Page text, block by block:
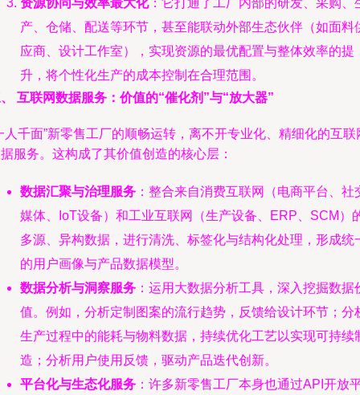
资源协同与效率最大化：它打通了工厂内部的研发、采购、
产、仓储、配送等环节，甚至能联动外部生态伙伴（如面料
应商、设计工作室），实现资源的最优配置与整体效率的提
升，将个性化生产的成本控制在合理范围。
互联网数据服务：价值的“催化剂”与“放大器”
人千面”新零售工厂的顺畅运转，离不开专业化、精细化的互联
服务。这构成了其价值创造的核心层：
数据汇聚与治理服务 ：整合来自消费互联网（电商平台、社
媒体、IoT设备）和工业互联网（生产设备、ERP、SCM）
多源、异构数据，进行清洗、标签化与结构化处理，形成统
的用户画像与产品数据模型。
数据分析与洞察服务 ：运用大数据分析工具，深入挖掘数据
值。例如，分析定制图案的流行趋势，反馈给设计环节；分
生产过程中的能耗与物料数据，持续优化工艺以实现可持续
造；分析用户使用反馈，驱动产品迭代创新。
平台化与生态化服务 ：许多新零售工厂本身也通过API开放